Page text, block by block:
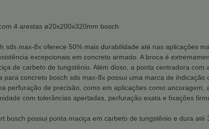
4 arestas ø20x200x320mm bosch
sds max-8x oferece 50% mais durabilidade até nas aplicações
excepcionais em concreto armado. A broca é
de carbeto de tungstênio. Além disso, a ponta centradora
para concreto bosch sds max-8x possui uma marca de
perfuração de precisão, como em aplicações como
com tolerâncias apertadas, perfuração exata e fixações
bosch possui ponta maciça em carbeto de tungstênio e dura